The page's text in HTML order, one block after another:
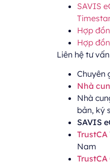
SAVIS
Hợp
Hợp
Liên hệ tư
Chuyên
Nhà
Nhà
bản, ký
SAVIS
Nam